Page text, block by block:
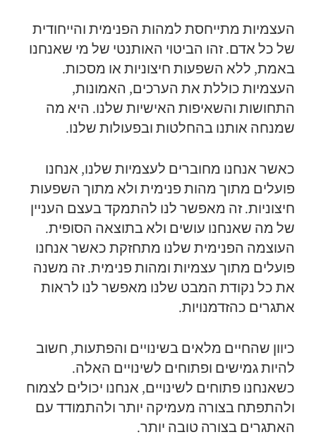
העצמיות מתייחסת למהות הפנימית והייחודית
של כל אדם. זהו הביטוי האותנטי של מי שאנחנו
באמת, ללא השפעות חיצוניות או מסכות.
העצמיות כוללת את הערכים, האמונות,
התחושות והשאיפות האישיות שלנו. היא מה
שמנחה אותנו בהחלטות ובפעולות שלנו.
כאשר אנחנו מחוברים לעצמיות שלנו, אנחנו
פועלים מתוך מהות פנימית ולא מתוך השפעות
חיצוניות. זה מאפשר לנו להתמקד בעצם העניין
של מה שאנחנו עושים ולא בתוצאה הסופית.
העוצמה הפנימית שלנו מתחזקת כאשר אנחנו
פועלים מתוך עצמיות ומהות פנימית. זה משנה
את כל נקודת המבט שלנו מאפשר לנו לראות
אתגרים כהזדמנויות.
כיוון שהחיים מלאים בשינויים והפתעות, חשוב
להיות גמישים ופתוחים לשינויים האלה.
כשאנחנו פתוחים לשינויים, אנחנו יכולים לצמוח
ולהתפתח בצורה מעמיקה יותר ולהתמודד עם
האתגרים בצורה טובה יותר.